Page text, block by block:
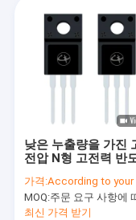
제품
비디오
품질 관리
낮은 누출량을 가진
전압 N형 고전력 반
가격:According to your order
MOQ:주문 요구 사항에
최신 가격 받기